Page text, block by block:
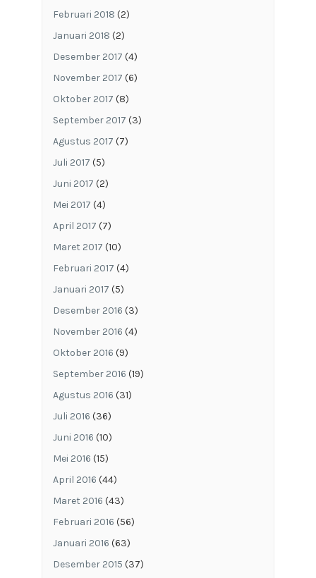
Februari 2018 (2)
Januari 2018 (2)
Desember 2017 (4)
November 2017 (6)
Oktober 2017 (8)
September 2017 (3)
Agustus 2017 (7)
Juli 2017 (5)
Juni 2017 (2)
Mei 2017 (4)
April 2017 (7)
Maret 2017 (10)
Februari 2017 (4)
Januari 2017 (5)
Desember 2016 (3)
November 2016 (4)
Oktober 2016 (9)
September 2016 (19)
Agustus 2016 (31)
Juli 2016 (36)
Juni 2016 (10)
Mei 2016 (15)
April 2016 (44)
Maret 2016 (43)
Februari 2016 (56)
Januari 2016 (63)
Desember 2015 (37)